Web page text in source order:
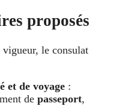
proposés
vigueur, le consulat
et de voyage :
de passeport,